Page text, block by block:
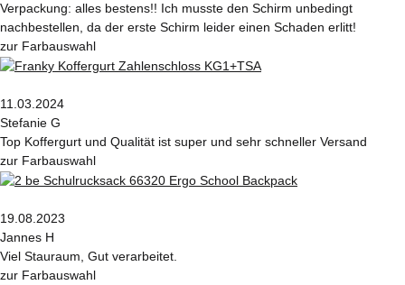
Verpackung: alles bestens!! Ich musste den Schirm unbedingt
nachbestellen, da der erste Schirm leider einen Schaden erlitt!
zur Farbauswahl
11.03.2024
Stefanie G
Top Koffergurt und Qualität ist super und sehr schneller Versand
zur Farbauswahl
19.08.2023
Jannes H
Viel Stauraum, Gut verarbeitet.
zur Farbauswahl